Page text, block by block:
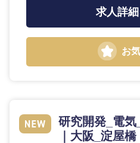
東海地方
求人詳
お
研究開発_電
｜大阪_淀屋橋